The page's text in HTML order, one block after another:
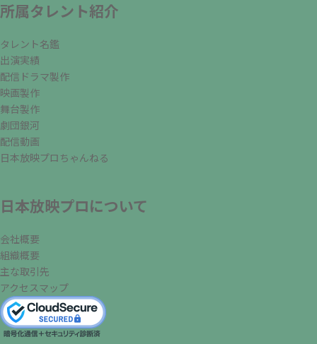
所属タレント紹介
タレント名鑑
出演実績
配信ドラマ製作
映画製作
舞台製作
劇団銀河
配信動画
日本放映プロちゃんねる
日本放映プロについて
会社概要
組織概要
主な取引先
アクセスマップ